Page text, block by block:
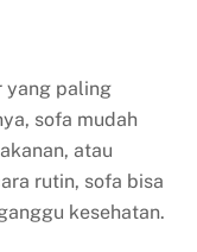
yang paling
sofa mudah
atau
rutin, sofa bisa
kesehatan.